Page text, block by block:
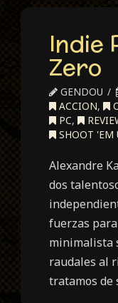
Indie
Zero
GENDOU
ACCION,
PC,
SHOOT 'EM
Alexandre
dos
fuerzas
minimalista
raudales al
tratamos de